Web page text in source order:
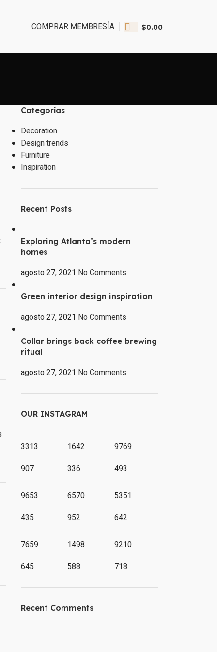
COMPRAR MEMBRESÍA $0.00
Categorías
Decoration
Design trends
Furniture
Inspiration
Recent Posts
Exploring Atlanta’s modern
homes
agosto 27, 2021 No Comments
Green interior design inspiration
agosto 27, 2021 No Comments
Collar brings back coffee brewing
ritual
agosto 27, 2021 No Comments
OUR INSTAGRAM
3313
907
1642
336
9769
493
9653
435
6570
952
5351
642
7659
645
1498
588
9210
718
Recent Comments